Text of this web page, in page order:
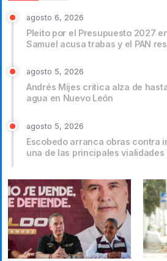
agosto 6, 2026
Pleito por el Presupuesto 2027
Samuel acusa trabas y el PAN
agosto 5, 2026
Andrés Mijes critica alza de
agua en Nuevo León
agosto 5, 2026
Escobedo arranca obras contra
una de las principales vialidades